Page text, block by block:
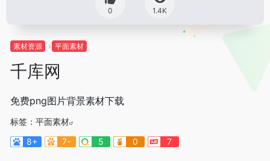
0 1.4K
素材资源 平面素材
千库网
免费png图片背景素材下载
标签： 平面素材
8+
7- 5 0 7